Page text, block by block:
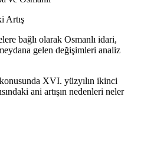
Artış
bağlı olarak Osmanlı idari,
gelen değişimleri analiz
XVI. yüzyılın ikinci
ani artışın nedenleri neler